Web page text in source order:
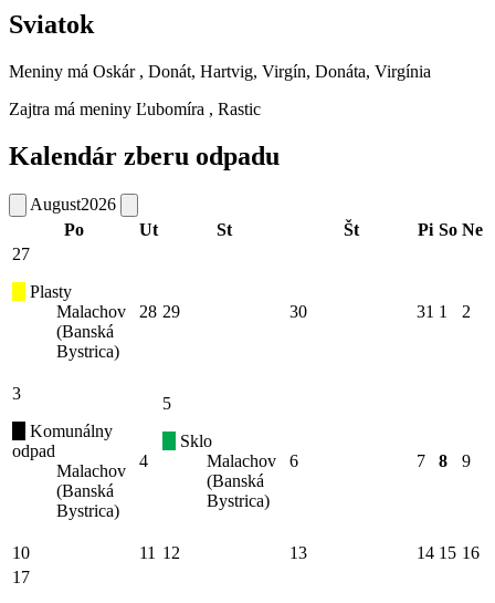
Sviatok
Meniny má Oskár , Donát, Hartvig, Virgín, Donáta, Virgínia
Zajtra má meniny Ľubomíra , Rastic
Kalendár zberu odpadu
August2026
Po
Ut St Št Pi So Ne
27
Plasty
Malachov
(Banská
Bystrica)
28 29 30 31 1 2
3
Komunálny
odpad
Malachov
(Banská
Bystrica)
4
5
Sklo
Malachov
(Banská
Bystrica)
6 7 8 9
10 11 12 13 14 15 16
17